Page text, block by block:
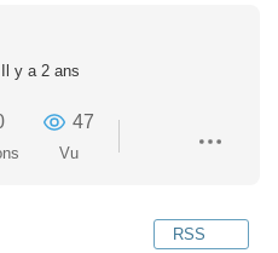
Il y a 2 ans
47
Vu
RSS